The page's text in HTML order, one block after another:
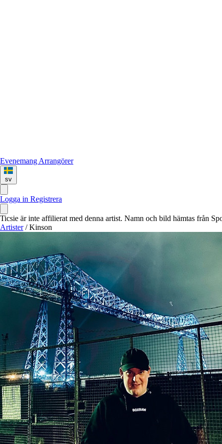
Evenemang Arrangörer
sv
Logga in Registrera
Ticsie är inte affilierat med denna artist. Namn och bild hämtas från
Artister / Kinson